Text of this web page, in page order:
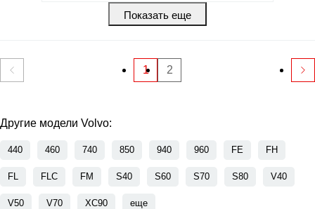
Показать еще
1 2
Другие модели Volvo:
440 460 740 850 940 960 FE FH
FL FLC FM S40 S60 S70 S80 V40
V50 V70 XC90 еще